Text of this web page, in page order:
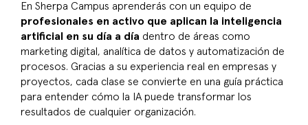
En Sherpa Campus aprenderás con un equipo de
profesionales en activo que aplican la inteligencia
artificial en su día a día dentro de áreas como
marketing digital, analítica de datos y automatización de
procesos. Gracias a su experiencia real en empresas y
proyectos, cada clase se convierte en una guía práctica
para entender cómo la IA puede transformar los
resultados de cualquier organización.